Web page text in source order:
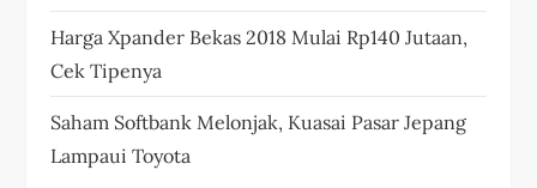
Harga Xpander Bekas 2018 Mulai Rp140 Jutaan,
Cek Tipenya
Saham Softbank Melonjak, Kuasai Pasar Jepang
Lampaui Toyota